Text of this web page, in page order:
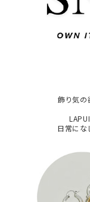
飾り気の
日常にな